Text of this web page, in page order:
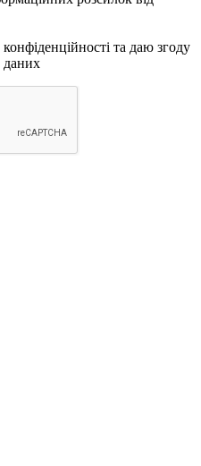
та даю згоду
даних